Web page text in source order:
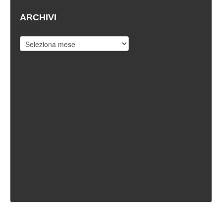
ARCHIVI